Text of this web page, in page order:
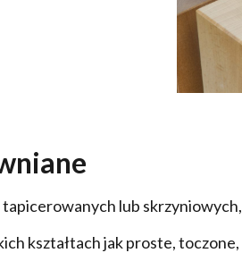
lub
kształtach jak proste,